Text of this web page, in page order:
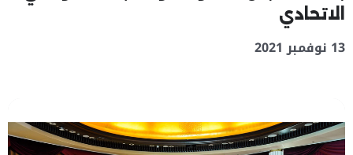
الاتحادي
13 نوفمبر 2021